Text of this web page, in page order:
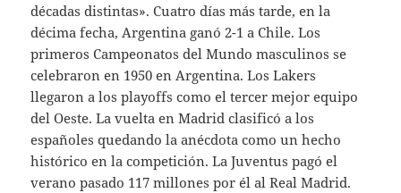
décadas distintas». Cuatro días más tarde, en la
décima fecha, Argentina ganó 2-1 a Chile. Los
primeros Campeonatos del Mundo masculinos se
celebraron en 1950 en Argentina. Los Lakers
llegaron a los playoffs como el tercer mejor equipo
del Oeste. La vuelta en Madrid clasificó a los
españoles quedando la anécdota como un hecho
histórico en la competición. La Juventus pagó el
verano pasado 117 millones por él al Real Madrid.